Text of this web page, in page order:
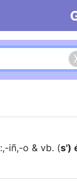
:,-iñ,-o & vb. (s')